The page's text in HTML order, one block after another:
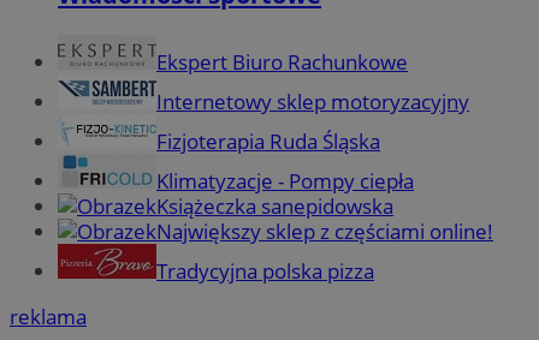
Ekspert Biuro Rachunkowe
Internetowy sklep motoryzacyjny
Fizjoterapia Ruda Śląska
Klimatyzacje - Pompy ciepła
Książeczka sanepidowska
Największy sklep z częściami online!
Tradycyjna polska pizza
reklama